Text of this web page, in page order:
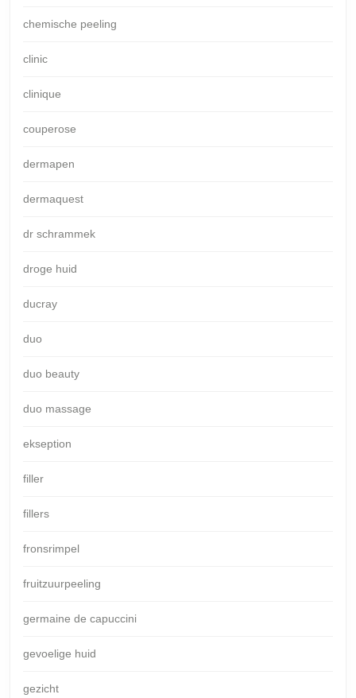
chemische peeling
clinic
clinique
couperose
dermapen
dermaquest
dr schrammek
droge huid
ducray
duo
duo beauty
duo massage
ekseption
filler
fillers
fronsrimpel
fruitzuurpeeling
germaine de capuccini
gevoelige huid
gezicht